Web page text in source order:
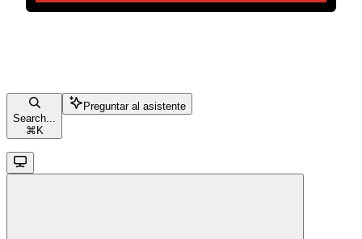
Search...
⌘ K
Preguntar al asistente